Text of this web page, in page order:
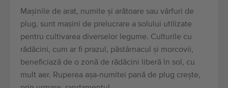
Mașinile de arat, numite și arătoare sau vârfuri de
plug, sunt mașini de prelucrare a solului utilizate
pentru cultivarea diverselor legume. Culturile cu
rădăcini, cum ar fi prazul, păstârnacul și morcovii,
beneficiază de o zonă de rădăcini liberă în sol, cu
mult aer. Ruperea așa-numitei pană de plug crește,